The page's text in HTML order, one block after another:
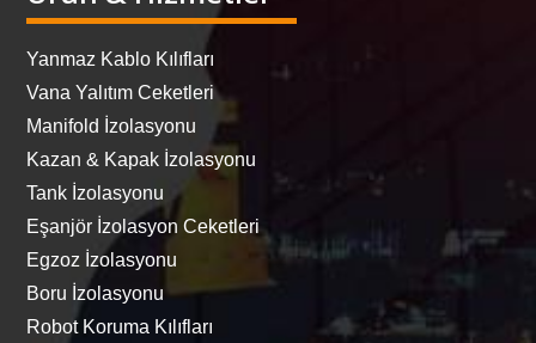
Yanmaz Kablo Kılıfları
Vana Yalıtım Ceketleri
Manifold İzolasyonu
Kazan & Kapak İzolasyonu
Tank İzolasyonu
Eşanjör İzolasyon Ceketleri
Egzoz İzolasyonu
Boru İzolasyonu
Robot Koruma Kılıfları